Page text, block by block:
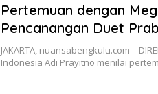
Pertemuan dengan
Pencanangan Duet
JAKARTA, nuansabengkulu.com –
Indonesia Adi Prayitno menilai